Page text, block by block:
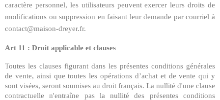
caractère personnel, les utilisateurs peuvent exercer leurs droits de
modifications ou suppression en faisant leur demande par courriel à
contact@maison-dreyer.fr.
Art 11 : Droit applicable et clauses
Toutes les clauses figurant dans les présentes conditions générales
de vente, ainsi que toutes les opérations d’achat et de vente qui y
sont visées, seront soumises au droit français. La nullité d'une clause
contractuelle n'entraîne pas la nullité des présentes conditions